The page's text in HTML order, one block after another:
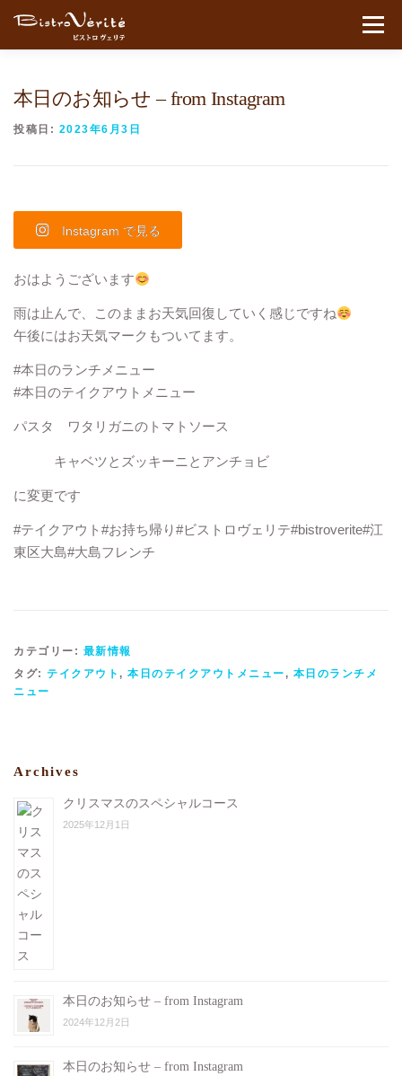
コンテンツへスキップ
メニュ
本日のお知らせ – from Instagram
投稿日: 2023年6月3日
Instagram で見る
おはようございます
雨は止んで、このままお天気回復していく感じですね
午後にはお天気マークもついてます。
#本日のランチメニュー
#本日のテイクアウトメニュー
パスタ ワタリガニのトマトソース
キャベツとズッキーニとアンチョビ
に変更です
#テイクアウト#お持ち帰り#ビストロヴェリテ#bistroverite#江
東区大島#大島フレンチ
カテゴリー: 最新情報
タグ: テイクアウト , 本日のテイクアウトメニュー , 本日のランチメ
ニュー
Archives
クリスマスのスペシャルコース
2025年12月1日
本日のお知らせ – from Instagram
2024年12月2日
本日のお知らせ – from Instagram